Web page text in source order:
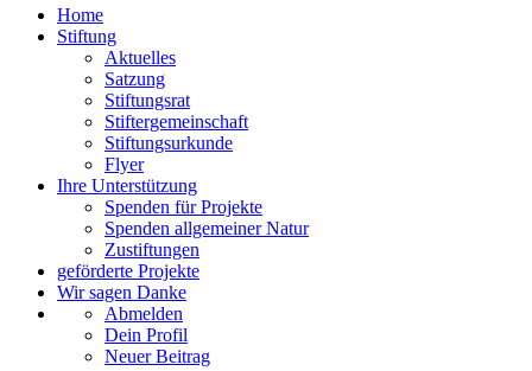
Home
Stiftung
Aktuelles
Satzung
Stiftungsrat
Stiftergemeinschaft
Stiftungsurkunde
Flyer
Ihre Unterstützung
Spenden für Projekte
Spenden allgemeiner Natur
Zustiftungen
geförderte Projekte
Wir sagen Danke
Abmelden
Dein Profil
Neuer Beitrag